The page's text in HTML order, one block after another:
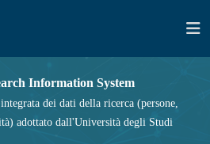
Information System
dei dati della ricerca (persone,
adottato dall'Università degli Studi